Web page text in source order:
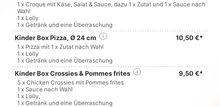
1 x Croque mit Käse, Salat & Sauce, dazu 1 x Zutat und 1 x Sauce nach
Wahl
1 x Lolly
1 x Getränk und eine Überraschung
Kinder Box Pizza, Ø 24 cm 10,50 €*
i
1 x Pizza mit 1 x Zutat nach Wahl
1 x Lolly
1 x Getränk und eine Überraschung
Kinder Box Crossies & Pommes frites 9,50 €*
i
5 x Chicken Crossies mit Pommes frites
1 x Sauce nach Wahl
1 x Lolly,
1 x Getränk und eine Überraschung